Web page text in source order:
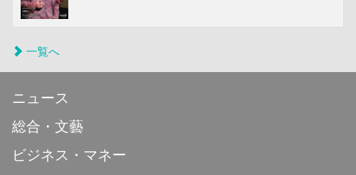
一覧へ
ニュース
総合・文藝
ビジネス・マネー